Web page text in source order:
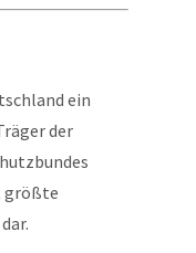
ein
der
größte